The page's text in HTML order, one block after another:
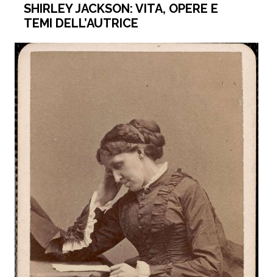
SHIRLEY JACKSON: VITA, OPERE E
TEMI DELL’AUTRICE